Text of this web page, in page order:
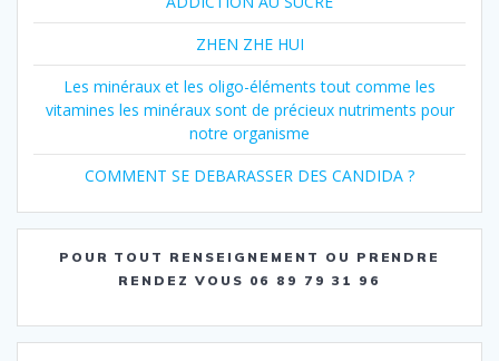
ZHEN ZHE HUI
Les minéraux et les oligo-éléments tout comme les
vitamines les minéraux sont de précieux nutriments pour
notre organisme
COMMENT SE DEBARASSER DES CANDIDA ?
POUR TOUT RENSEIGNEMENT OU PRENDRE
RENDEZ VOUS 06 89 79 31 96